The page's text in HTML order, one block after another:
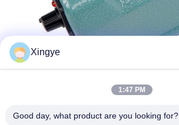
Xingye
1:47 PM
Good day, what product are you looking for?